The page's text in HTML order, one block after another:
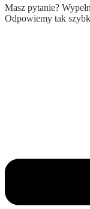
Masz pytanie?
Odpowiemy tak